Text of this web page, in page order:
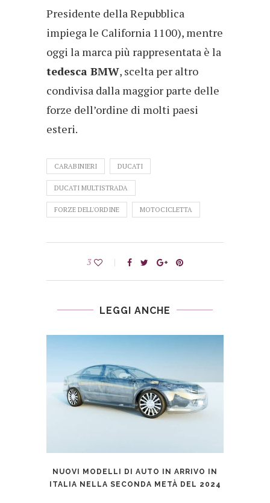
Presidente della Repubblica
impiega le California 1100), mentre
oggi la marca più rappresentata è la
tedesca BMW, scelta per altro
condivisa dalla maggior parte delle
forze dell’ordine di molti paesi
esteri.
CARABINIERI DUCATI
DUCATI MULTISTRADA
FORZE DELL'ORDINE MOTOCICLETTA
3
LEGGI ANCHE
NUOVI MODELLI DI AUTO IN ARRIVO IN
ITALIA NELLA SECONDA METÀ DEL 2024